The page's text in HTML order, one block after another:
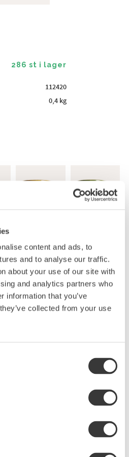
content and ads, to
and to analyse our traffic.
about your use of our site with
and analytics partners who
information that you’ve
collected from your use
286 st i lager
112420
0,4 kg
vill ha påfyllning. En
även för kaffeälskaren.
smakfullt designad.
åt svart. Den
Sthåls övriga glasyrer.
hållbar vit stengodslera
glasyren shadow.